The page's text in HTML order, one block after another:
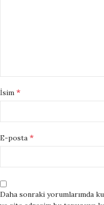
İsim *
E-posta *
Daha sonraki yorumlarımda